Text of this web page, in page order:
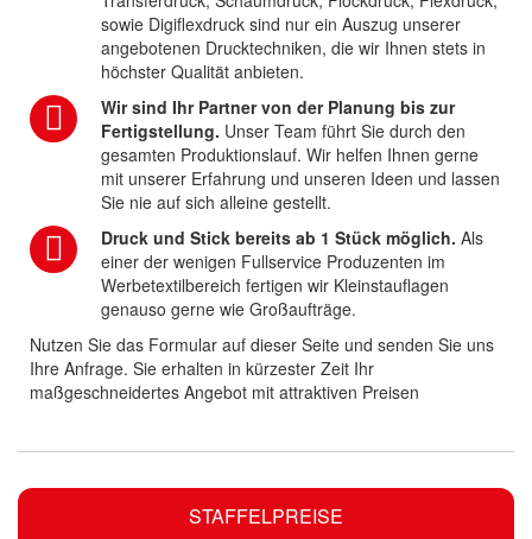
STAFFELPREISE
sowie Digiflexdruck sind nur ein Auszug unserer
angebotenen Drucktechniken, die wir Ihnen stets in
höchster Qualität anbieten.
Wir sind Ihr Partner von der Planung bis zur
Fertigstellung. Unser Team führt Sie durch den
gesamten Produktionslauf. Wir helfen Ihnen gerne
mit unserer Erfahrung und unseren Ideen und lassen
Sie nie auf sich alleine gestellt.
Druck und Stick bereits ab 1 Stück möglich. Als
einer der wenigen Fullservice Produzenten im
Werbetextilbereich fertigen wir Kleinstauflagen
genauso gerne wie Großaufträge.
Nutzen Sie das Formular auf dieser Seite und senden Sie uns
Ihre Anfrage. Sie erhalten in kürzester Zeit Ihr
maßgeschneidertes Angebot mit attraktiven Preisen